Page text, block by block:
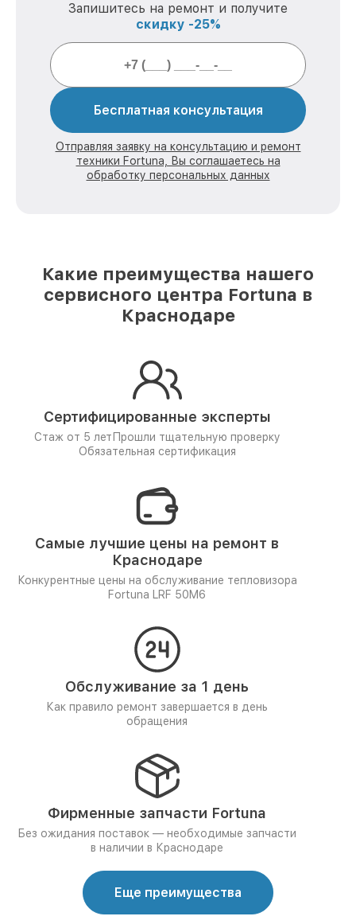
Запишитесь на ремонт и получите
скидку -25%
Бесплатная консультация
Отправляя заявку на консультацию и ремонт
техники Fortuna, Вы соглашаетесь на
обработку персональных данных
Какие преимущества нашего
сервисного центра Fortuna в
Краснодаре
Сертифицированные эксперты
Стаж от 5 лет Прошли тщательную проверку
Обязательная сертификация
Самые лучшие цены на ремонт в
Краснодаре
Конкурентные цены на обслуживание тепловизора
Fortuna LRF 50M6
Обслуживание за 1 день
Как правило ремонт завершается в день
обращения
Фирменные запчасти Fortuna
Без ожидания поставок — необходимые запчасти
в наличии в Краснодаре
Еще преимущества